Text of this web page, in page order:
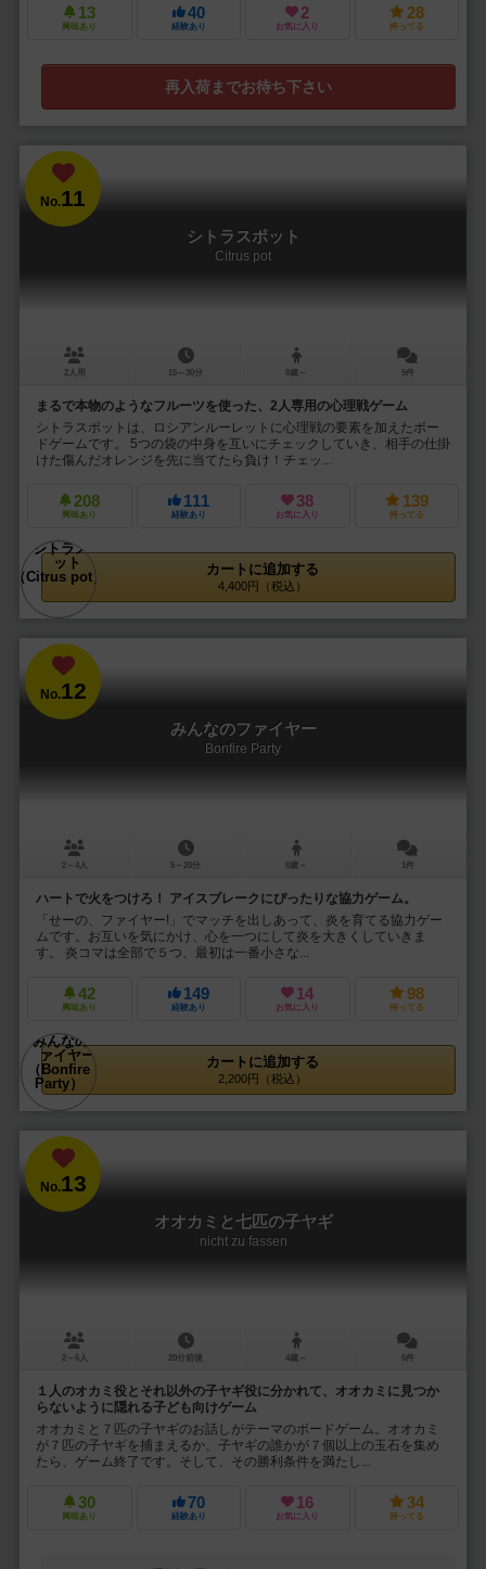
13
興味あり
40
経験あり
2
お気に入り
28
持ってる
再入荷までお待ち下さい
No.11
シトラスポット
Citrus pot
2人用 15～30分 8歳～ 5件
まるで本物のようなフルーツを使った、2人専用の心理戦ゲーム
シトラスポットは、ロシアンルーレットに心理戦の要素を加えたボー
ドゲームです。 5つの袋の中身を互いにチェックしていき、相手の仕掛
けた傷んだオレンジを先に当てたら負け！チェッ...
208
興味あり
111
経験あり
38
お気に入り
139
持ってる
カートに追加する
4,400円（税込）
No.12
みんなのファイヤー
Bonfire Party
2～4人 5～20分 8歳～ 1件
ハートで火をつけろ！ アイスブレークにぴったりな協力ゲーム。
「せーの、ファイヤー!」でマッチを出しあって、炎を育てる協力ゲー
ムです。お互いを気にかけ、心を一つにして炎を大きくしていきま
す。 炎コマは全部で５つ、最初は一番小さな...
42
興味あり
149
経験あり
14
お気に入り
98
持ってる
カートに追加する
2,200円（税込）
No.13
オオカミと七匹の子ヤギ
nicht zu fassen
2～6人 20分前後 4歳～ 6件
１人のオカミ役とそれ以外の子ヤギ役に分かれて、オオカミに見つか
らないように隠れる子ども向けゲーム
オオカミと７匹の子ヤギのお話しがテーマのボードゲーム。オオカミ
が７匹の子ヤギを捕まえるか、子ヤギの誰かが７個以上の玉石を集め
たら、ゲーム終了です。そして、その勝利条件を満たし...
30
興味あり
70
経験あり
16
お気に入り
34
持ってる